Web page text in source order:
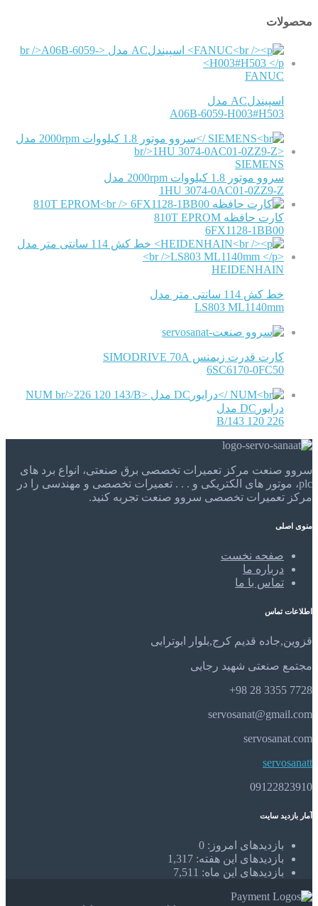
محصولات
FANUC
اسپیندلAC مدل
A06B-6059-H003#H503
SIEMENS
سروو موتور 1.8 کیلووات 2000rpm مدل
1HU 3074-0AC01-0ZZ9-Z
کارت حافظه 810T EPROM
6FX1128-1BB00
HEIDENHAIN
خط کش 114 سانتی متر مدل
LS803 ML1140mm
کارت قدرت زیمنس SIMODRIVE 70A
6SC6170-0FC50
NUM
درایورDC مدل
226 120 143/B
سروو صنعت مرکز تعمیرات تخصصی برق صنعتی، انواع برد های
plc، موتور های الکتریکی و . . . تعمیرات تخصصی و مهندسی را در
مرکز تعمیرات تخصصی سروو صنعت تجربه کنید.
منوی اصلی
صفحه نخست
درباره ما
تماس با ما
اطلاعات تماس
قزوین,جاده قدیم کرج,بلوار ابوترابی
مجتمع صنعتی شهید رجایی
7728 3355 28 98+
servosanat@gmail.com
servosanat.com
servosanatt
09122823910
آمار بازدید سایت
بازدیدهای امروز: 0
بازدیدهای این هفته: 1,317
بازدیدهای این ماه: 7,511